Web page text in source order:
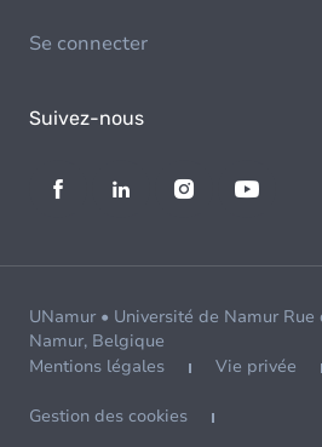
Se connecter
Suivez-nous
UNamur • Université de Namur
Namur, Belgique
Mentions légales
Vie privée
Gestion des cookies